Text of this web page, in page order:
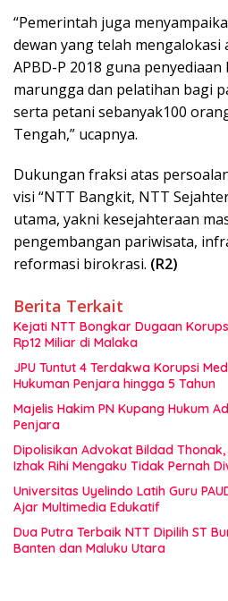
“Pemerintah juga
dewan yang telah mengalokasi
APBD-P 2018 guna
marungga dan pelatihan bagi
serta petani sebanyak100
Tengah,” ucapnya.
Dukungan fraksi atas
visi “NTT Bangkit, NTT
utama, yakni kesejahteraan
pengembangan pariwisata,
reformasi birokrasi. (R2)
Berita Terkait
Kejati NTT Bongkar Dugaan
Rp12 Miliar di Malaka
JPU Tuntut 4 Terdakwa Korupsi
Hukuman Penjara hingga 5 Tahun
Majelis Hakim PN Kupang Hukum
Penjara
Dipolisikan Advokat Bildad
Izhak Rihi Mengaku Tidak Pernah
Universitas Uyelindo Latih Guru
Ajar Multimedia Edukatif
Dua Putra Terbaik NTT Dipilih ST
Banten dan Maluku Utara